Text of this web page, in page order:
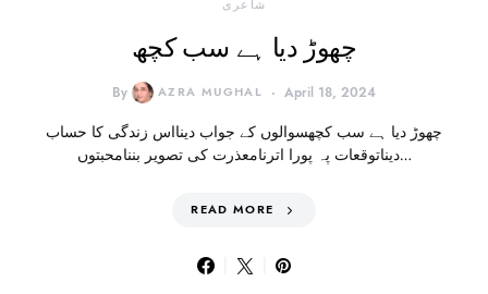
شاعری
چھوڑ دیا ہے سب کچھ
By AZRA MUGHAL April 18, 2024
چھوڑ دیا ہے سب کچھسوالوں کے جواب دینااس زندگی کا حساب
دیناتوقعات پہ پورا اترنامعذرت کی تصویر بننامحبتوں…
READ MORE